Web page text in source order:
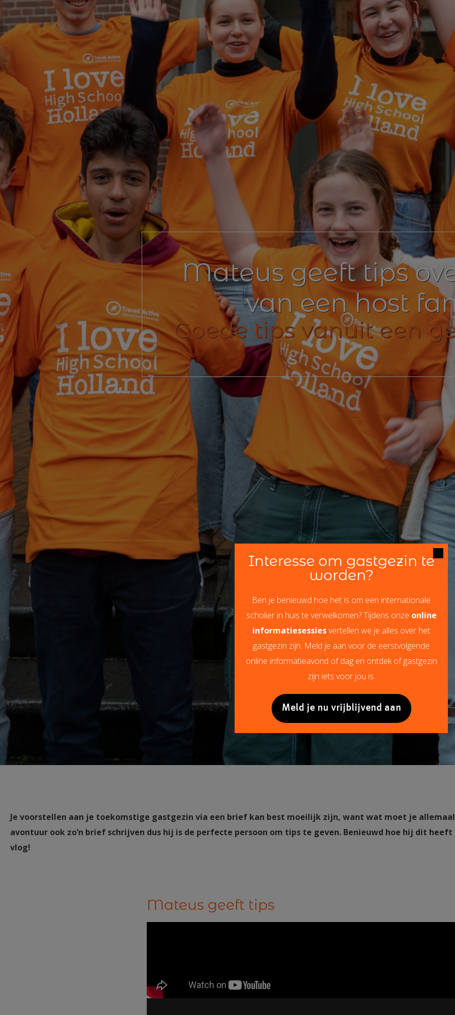
Mateus geeft tips
van een host
Goede tips vanuit een
Je voorstellen aan je toekomstige gastgezin via een brief kan best moeilijk zijn, want wat moet je
avontuur ook zo’n brief schrijven dus hij is de perfecte persoon om tips te geven. Benieuwd hoe hij dit
vlog!
Mateus geeft tips
Interesse om gastgezin te
worden?
Ben je benieuwd hoe het is om een internationale
scholier in huis te verwelkomen? Tijdens onze online
informatiesessiesvertellen we je alles over het
gastgezin zijn. Meld je aan voor de eerstvolgende
online informatieavond of dag en ontdek of gastgezin
zijn iets voor jou is.
Meld je nu vrijblijvend aan